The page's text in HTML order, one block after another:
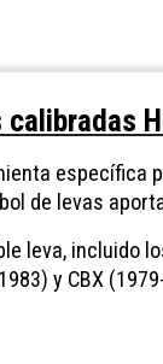
específica
de levas
incluido
y CBX